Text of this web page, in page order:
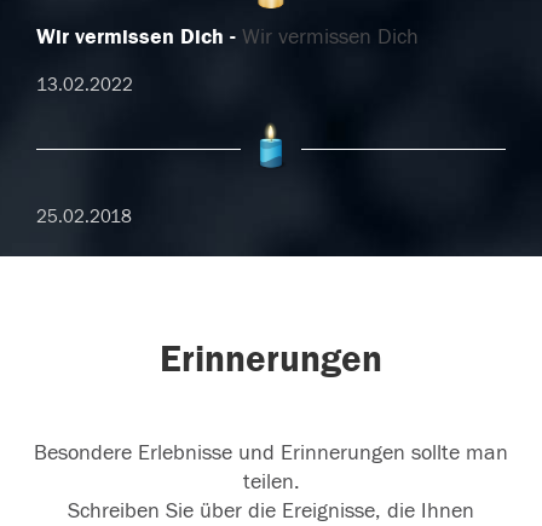
Wir vermissen Dich Wir vermissen Dich
13.02.2022
25.02.2018
Erinnerungen
Besondere Erlebnisse und Erinnerungen sollte man
teilen.
Schreiben Sie über die Ereignisse, die Ihnen